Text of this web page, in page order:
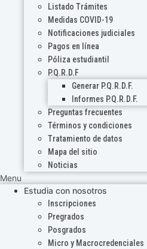
Listado Trámites
Medidas COVID-19
Notificaciones judiciales
Pagos en línea
Póliza estudiantil
P.Q.R.D.F
Generar P.Q.R.D.F.
Informes P.Q.R.D.F.
Preguntas frecuentes
Términos y condiciones
Tratamiento de datos
Mapa del sitio
Noticias
Menu
Estudia con nosotros
Inscripciones
Pregrados
Posgrados
Micro y Macrocredenciales